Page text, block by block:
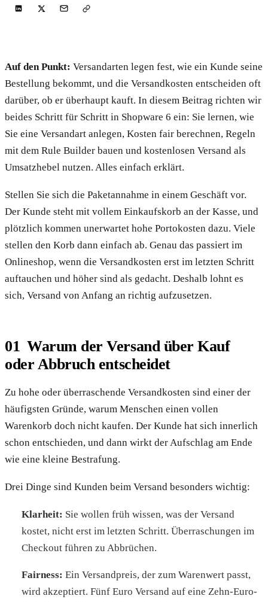
Auf den Punkt: Versandarten legen fest, wie ein Kunde seine
Bestellung bekommt, und die Versandkosten entscheiden oft
darüber, ob er überhaupt kauft. In diesem Beitrag richten wir
beides Schritt für Schritt in Shopware 6 ein: Sie lernen, wie
Sie eine Versandart anlegen, Kosten fair berechnen, Regeln
mit dem Rule Builder bauen und kostenlosen Versand als
Umsatzhebel nutzen. Alles einfach erklärt.
Stellen Sie sich die Paketannahme in einem Geschäft vor.
Der Kunde steht mit vollem Einkaufskorb an der Kasse, und
plötzlich kommen unerwartet hohe Portokosten dazu. Viele
stellen den Korb dann einfach ab. Genau das passiert im
Onlineshop, wenn die Versandkosten erst im letzten Schritt
auftauchen und höher sind als gedacht. Deshalb lohnt es
sich, Versand von Anfang an richtig aufzusetzen.
Warum der Versand über Kauf
oder Abbruch entscheidet
Zu hohe oder überraschende Versandkosten sind einer der
häufigsten Gründe, warum Menschen einen vollen
Warenkorb doch nicht kaufen. Der Kunde hat sich innerlich
schon entschieden, und dann wirkt der Aufschlag am Ende
wie eine kleine Bestrafung.
Drei Dinge sind Kunden beim Versand besonders wichtig:
Klarheit: Sie wollen früh wissen, was der Versand
kostet, nicht erst im letzten Schritt. Überraschungen im
Checkout führen zu Abbrüchen.
Fairness: Ein Versandpreis, der zum Warenwert passt,
wird akzeptiert. Fünf Euro Versand auf eine Zehn-Euro-